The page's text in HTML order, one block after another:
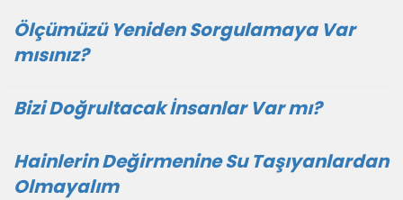
Ölçümüzü Yeniden Sorgulamaya Var
mısınız?
Bizi Doğrultacak İnsanlar Var mı?
Hainlerin Değirmenine Su Taşıyanlardan
Olmayalım